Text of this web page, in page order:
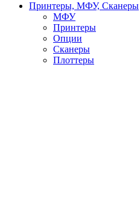
Принтеры, МФУ, Сканеры
МФУ
Принтеры
Опции
Сканеры
Плоттеры